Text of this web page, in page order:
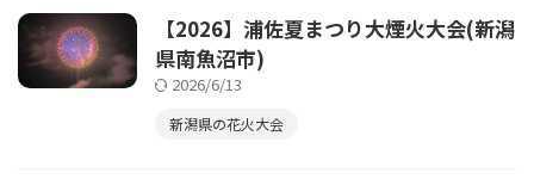
【2026】浦佐夏まつり大煙火大会(新潟
県南魚沼市)
2026/6/13
新潟県の花火大会